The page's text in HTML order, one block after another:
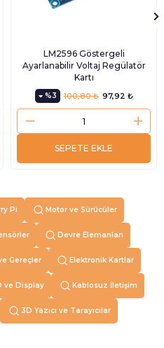
LM2596 Göstergeli
Ayarlanabilir Voltaj Regülatör
Kartı
%3 97,92 ₺
100,80 ₺
SEPETE EKLE
Pi Motor ve Sürücüler
Devre Elemanları
Gereçler Elektronik Kartlar
ve Display Kablosuz İletişim
3D Yazıcı ve Tarayıcılar